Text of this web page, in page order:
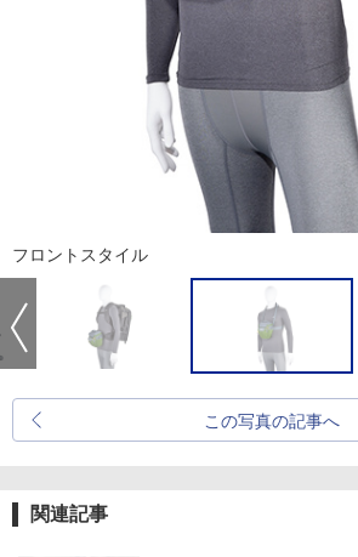
フロントスタイル
この写真の記事へ
関連記事